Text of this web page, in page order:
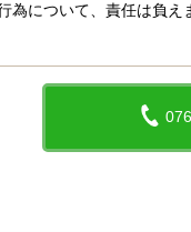
為について、責任は負え